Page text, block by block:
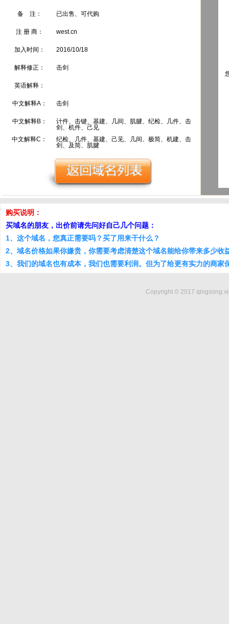
备 注： 已出售、可代购
注 册 商： west.cn
加入时间： 2016/10/18
解释修正： 击剑
英语解释：
中文解释A： 击剑
中文解释B：
计件、击键、基建、几间、肌腱、纪检、几件、击
剑、机件、己见
中文解释C：
纪检、几件、基建、己见、几间、极简、机建、击
剑、及简、肌腱
购买说明：
买域名的朋友，出价前请先问好自己几个问题：
1、这个域名，您真正需要吗？买了用来干什么？
2、域名价格如果你嫌贵，你需要考虑清楚这个域名能给你带来多少收
3、我们的域名也有成本，我们也需要利润。但为了给更有实力的商家
Copyright © 2017